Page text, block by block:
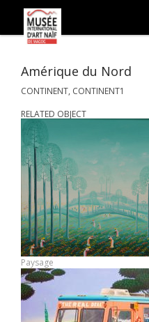
Amérique du Nord
CONTINENT, CONTINENT1
RELATED OBJECT
Paysage